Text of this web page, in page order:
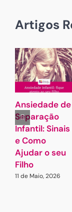
Artigos
Ansiedade de
Separação
Infantil: Sinais
e Como
Ajudar o seu
Filho
11 de Maio, 2026